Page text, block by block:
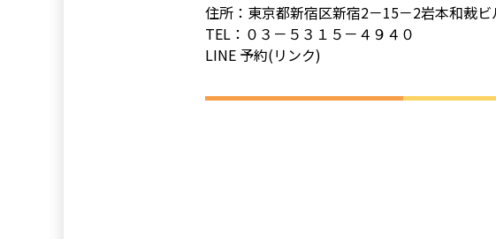
住所：東京都新宿区新宿2－15－2岩本和裁ビ
TEL：０３－５３１５－４９４０
LINE 予約(リンク)